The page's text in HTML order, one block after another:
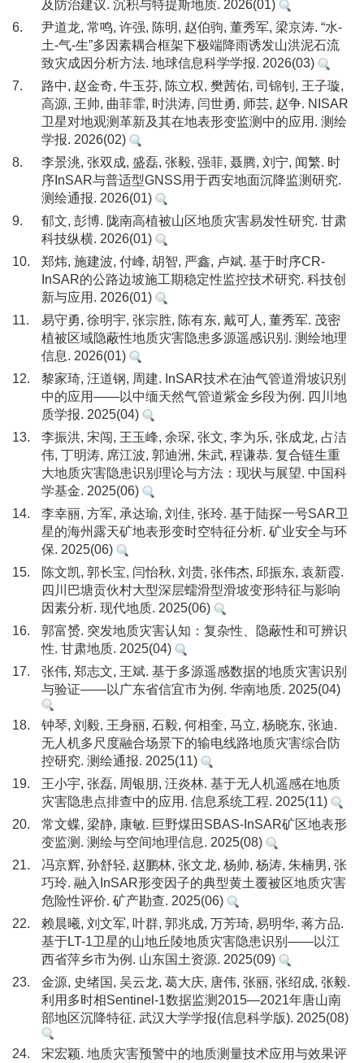
及防治建议. 沉积与特提斯地质. 2026(01)
6.
尹道龙, 常鸣, 许强, 陈明, 赵伯驹, 董秀军, 梁京涛. “水-
土-气-生”多因素耦合框架下极端降雨诱发山洪泥石流
致灾成因分析方法. 地球信息科学学报. 2026(03)
7.
路中, 赵金奇, 牛玉芬, 陈立权, 樊茜佑, 司锦钊, 王子璇,
高源, 王帅, 曲菲霏, 时洪涛, 闫世勇, 师芸, 赵争. NISAR
卫星对地观测革新及其在地表形变监测中的应用. 测绘
学报. 2026(02)
8.
李景洮, 张双成, 盛磊, 张毅, 强菲, 聂腾, 刘宁, 闻繁. 时
序InSAR与普适型GNSS用于西安地面沉降监测研究.
测绘通报. 2026(01)
9.
郁文, 彭博. 陇南高植被山区地质灾害易发性研究. 甘肃
科技纵横. 2026(01)
10.
郑炜, 施建波, 付峰, 胡智, 严鑫, 卢斌. 基于时序CR-
InSAR的公路边坡施工期稳定性监控技术研究. 科技创
新与应用. 2026(01)
11.
易守勇, 徐明宇, 张宗胜, 陈有东, 戴可人, 董秀军. 茂密
植被区域隐蔽性地质灾害隐患多源遥感识别. 测绘地理
信息. 2026(01)
12.
黎家琦, 汪道钢, 周建. InSAR技术在油气管道滑坡识别
中的应用——以中缅天然气管道紫金乡段为例. 四川地
质学报. 2025(04)
13.
李振洪, 宋闯, 王玉峰, 余琛, 张文, 李为乐, 张成龙, 占洁
伟, 丁明涛, 席江波, 郭迪洲, 朱武, 程谦恭. 复合链生重
大地质灾害隐患识别理论与方法：现状与展望. 中国科
学基金. 2025(06)
14.
李幸丽, 方军, 承达瑜, 刘佳, 张玲. 基于陆探一号SAR卫
星的海州露天矿地表形变时空特征分析. 矿业安全与环
保. 2025(06)
15.
陈文凯, 郭长宝, 闫怡秋, 刘贵, 张伟杰, 邱振东, 袁新霞.
四川巴塘贡伙村大型深层蠕滑型滑坡变形特征与影响
因素分析. 现代地质. 2025(06)
16.
郭富赟. 突发地质灾害认知：复杂性、隐蔽性和可辨识
性. 甘肃地质. 2025(04)
17.
张伟, 郑志文, 王斌. 基于多源遥感数据的地质灾害识别
与验证——以广东省信宜市为例. 华南地质. 2025(04)
18.
钟琴, 刘毅, 王身丽, 石毅, 何相奎, 马立, 杨晓东, 张迪.
无人机多尺度融合场景下的输电线路地质灾害综合防
控研究. 测绘通报. 2025(11)
19.
王小宇, 张磊, 周银朋, 汪炎林. 基于无人机遥感在地质
灾害隐患点排查中的应用. 信息系统工程. 2025(11)
20.
常文蝶, 梁静, 康敏. 巨野煤田SBAS-InSAR矿区地表形
变监测. 测绘与空间地理信息. 2025(08)
21.
冯京辉, 孙舒轻, 赵鹏林, 张文龙, 杨帅, 杨涛, 朱楠男, 张
巧玲. 融入InSAR形变因子的典型黄土覆被区地质灾害
危险性评价. 矿产勘查. 2025(06)
22.
赖晨曦, 刘文军, 叶群, 郭兆成, 万芳琦, 易明华, 蒋方品.
基于LT-1卫星的山地丘陵地质灾害隐患识别——以江
西省萍乡市为例. 山东国土资源. 2025(09)
23.
金源, 史绪国, 吴云龙, 葛大庆, 唐伟, 张丽, 张绍成, 张毅.
利用多时相Sentinel-1数据监测2015—2021年唐山南
部地区沉降特征. 武汉大学学报(信息科学版). 2025(08)
24. 宋宏颖. 地质灾害预警中的地质测量技术应用与效果评